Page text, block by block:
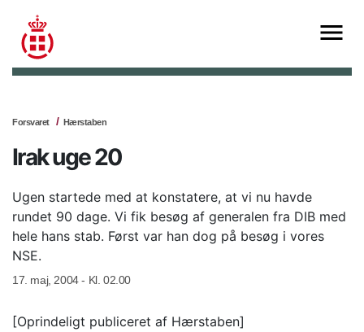
Forsvaret Hærstaben
Irak uge 20
Ugen startede med at konstatere, at vi nu havde
rundet 90 dage. Vi fik besøg af generalen fra DIB med
hele hans stab. Først var han dog på besøg i vores
NSE.
17. maj, 2004 - Kl. 02.00
[Oprindeligt publiceret af Hærstaben]